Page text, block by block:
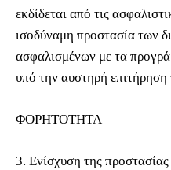
εκδίδεται από τις
ισοδύναμη προστασία των
ασφαλισμένων με τα
υπό την αυστηρή επιτήρηση
ΦΟΡΗΤΟΤΗΤΑ
3. Ενίσχυση της